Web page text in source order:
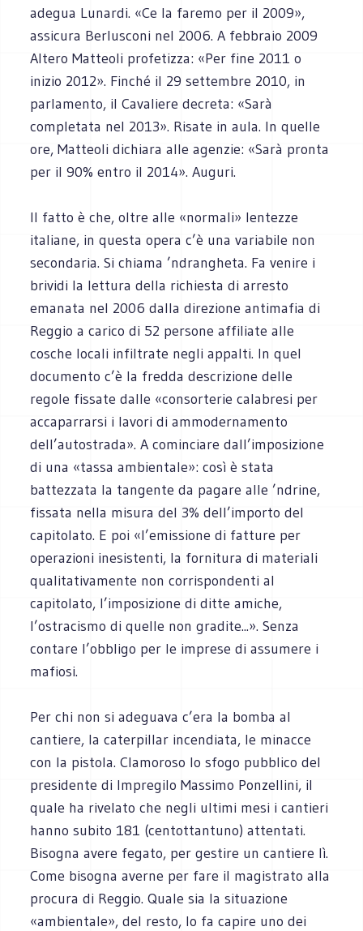
adegua Lunardi. «Ce la faremo per il 2009»,
assicura Berlusconi nel 2006. A febbraio 2009
Altero Matteoli profetizza: «Per fine 2011 o
inizio 2012». Finché il 29 settembre 2010, in
parlamento, il Cavaliere decreta: «Sarà
completata nel 2013». Risate in aula. In quelle
ore, Matteoli dichiara alle agenzie: «Sarà pronta
per il 90% entro il 2014». Auguri.
Il fatto è che, oltre alle «normali» lentezze
italiane, in questa opera c’è una variabile non
secondaria. Si chiama ’ndrangheta. Fa venire i
brividi la lettura della richiesta di arresto
emanata nel 2006 dalla direzione antimafia di
Reggio a carico di 52 persone affiliate alle
cosche locali infiltrate negli appalti. In quel
documento c’è la fredda descrizione delle
regole fissate dalle «consorterie calabresi per
accaparrarsi i lavori di ammodernamento
dell’autostrada». A cominciare dall’imposizione
di una «tassa ambientale»: così è stata
battezzata la tangente da pagare alle ’ndrine,
fissata nella misura del 3% dell’importo del
capitolato. E poi «l’emissione di fatture per
operazioni inesistenti, la fornitura di materiali
qualitativamente non corrispondenti al
capitolato, l’imposizione di ditte amiche,
l’ostracismo di quelle non gradite...». Senza
contare l’obbligo per le imprese di assumere i
mafiosi.
Per chi non si adeguava c’era la bomba al
cantiere, la caterpillar incendiata, le minacce
con la pistola. Clamoroso lo sfogo pubblico del
presidente di Impregilo Massimo Ponzellini, il
quale ha rivelato che negli ultimi mesi i cantieri
hanno subito 181 (centottantuno) attentati.
Bisogna avere fegato, per gestire un cantiere lì.
Come bisogna averne per fare il magistrato alla
procura di Reggio. Quale sia la situazione
«ambientale», del resto, lo fa capire uno dei